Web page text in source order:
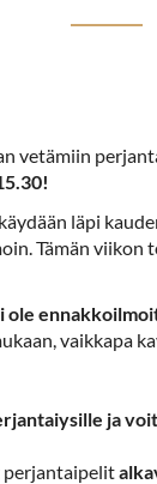
vetämiin
läpi
Tämän viikon
ole
vaikkapa
ja
perjantaipelit